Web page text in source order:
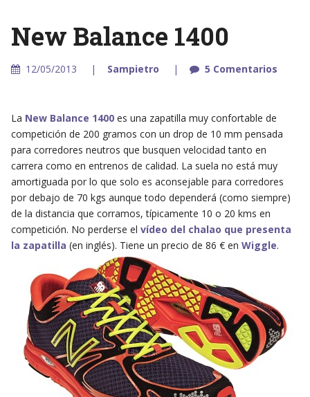
New Balance 1400
12/05/2013 Sampietro 5 Comentarios
La New Balance 1400es una zapatilla muy confortable de
competición de 200 gramos con un drop de 10 mm pensada
para corredores neutros que busquen velocidad tanto en
carrera como en entrenos de calidad. La suela no está muy
amortiguada por lo que solo es aconsejable para corredores
por debajo de 70 kgs aunque todo dependerá (como siempre)
de la distancia que corramos, típicamente 10 o 20 kms en
competición. No perderse el vídeo del chalao que presenta
la zapatilla (en inglés). Tiene un precio de 86 € en Wiggle.